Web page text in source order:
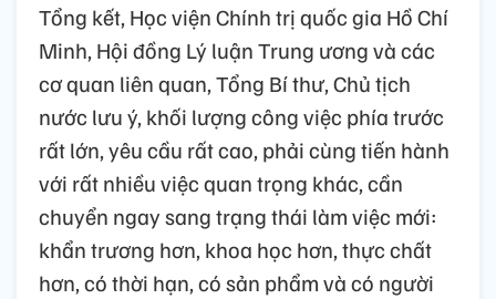
Tổng kết, Học viện Chính trị quốc gia Hồ Chí
Minh, Hội đồng Lý luận Trung ương và các
cơ quan liên quan, Tổng Bí thư, Chủ tịch
nước lưu ý, khối lượng công việc phía trước
rất lớn, yêu cầu rất cao, phải cùng tiến hành
với rất nhiều việc quan trọng khác, cần
chuyển ngay sang trạng thái làm việc mới:
khẩn trương hơn, khoa học hơn, thực chất
hơn, có thời hạn, có sản phẩm và có người